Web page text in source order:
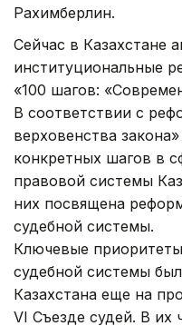
Рахимберлин.
Сейчас в Казахстане
институциональные
«100 шагов:
В соответствии с
верховенства
конкретных шагов в
правовой системы
них посвящена
судебной системы.
Ключевые
судебной системы
Казахстана еще на
VI Съезде судей. В их